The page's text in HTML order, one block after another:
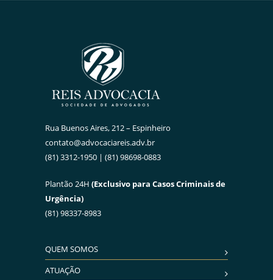
Rua Buenos Aires, 212 – Espinheiro
contato@advocaciareis.adv.br
(81) 3312-1950 | (81) 98698-0883
Plantão 24H (Exclusivo para Casos Criminais de
Urgência)
(81) 98337-8983
QUEM SOMOS
ATUAÇÃO